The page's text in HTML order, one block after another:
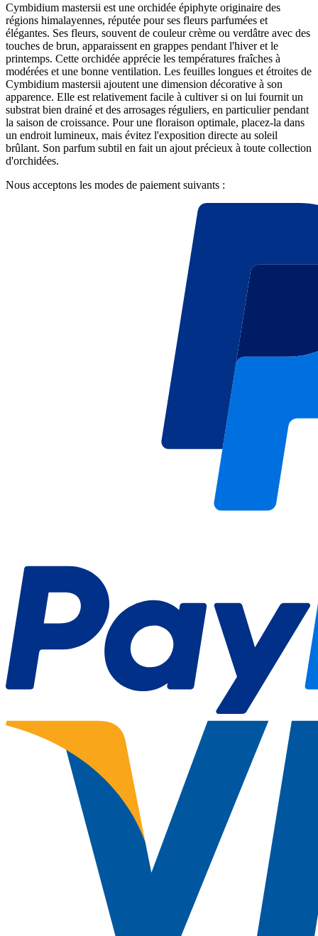
Cymbidium mastersii est une orchidée épiphyte originaire des
régions himalayennes, réputée pour ses fleurs parfumées et
élégantes. Ses fleurs, souvent de couleur crème ou verdâtre avec des
touches de brun, apparaissent en grappes pendant l'hiver et le
printemps. Cette orchidée apprécie les températures fraîches à
modérées et une bonne ventilation. Les feuilles longues et étroites de
Cymbidium mastersii ajoutent une dimension décorative à son
apparence. Elle est relativement facile à cultiver si on lui fournit un
substrat bien drainé et des arrosages réguliers, en particulier pendant
la saison de croissance. Pour une floraison optimale, placez-la dans
un endroit lumineux, mais évitez l'exposition directe au soleil
brûlant. Son parfum subtil en fait un ajout précieux à toute collection
d'orchidées.
Nous acceptons les modes de paiement suivants :